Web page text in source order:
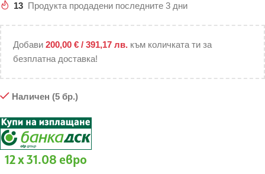
13 Продукта продадени последните 3 дни
Добави 200,00 € / 391,17 лв. към количката ти за
безплатна доставка!
Наличен (5 бр.)
12 x 31.08 евро